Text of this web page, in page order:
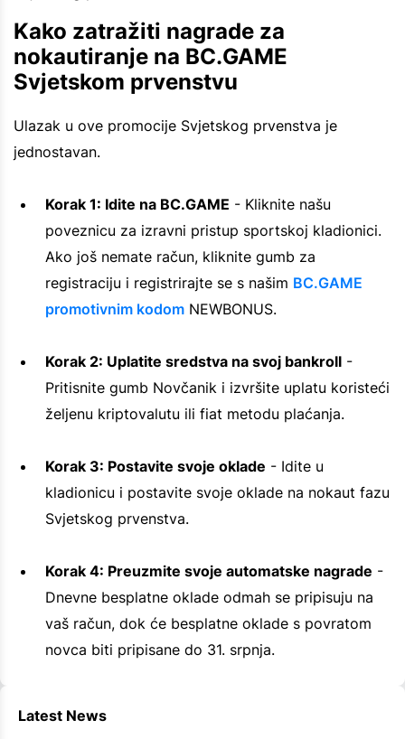
Kako zatražiti nagrade za
nokautiranje na BC.GAME
Svjetskom prvenstvu
Ulazak u ove promocije Svjetskog prvenstva je
jednostavan.
Korak 1: Idite na BC.GAME - Kliknite našu
poveznicu za izravni pristup sportskoj kladionici.
Ako još nemate račun, kliknite gumb za
registraciju i registrirajte se s našim BC.GAME
promotivnim kodom NEWBONUS.
Korak 2: Uplatite sredstva na svoj bankroll -
Pritisnite gumb Novčanik i izvršite uplatu koristeći
željenu kriptovalutu ili fiat metodu plaćanja.
Korak 3: Postavite svoje oklade - Idite u
kladionicu i postavite svoje oklade na nokaut fazu
Svjetskog prvenstva.
Korak 4: Preuzmite svoje automatske nagrade -
Dnevne besplatne oklade odmah se pripisuju na
vaš račun, dok će besplatne oklade s povratom
novca biti pripisane do 31. srpnja.
Latest News